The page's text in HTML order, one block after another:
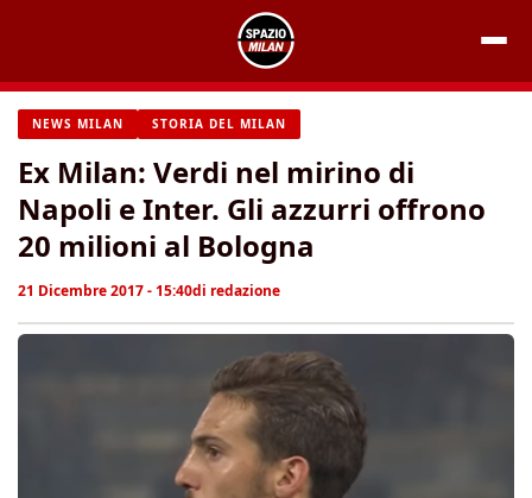
contenuto
NEWS MILAN STORIA DEL MILAN
Ex Milan: Verdi nel mirino di
Napoli e Inter. Gli azzurri offrono
20 milioni al Bologna
21 Dicembre 2017 - 15:40di redazione